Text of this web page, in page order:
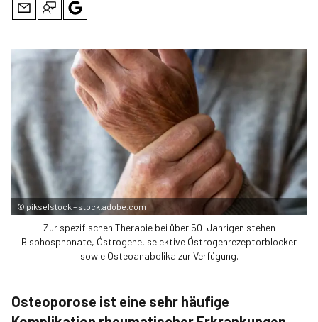
© pikselstock – stock.adobe.com
Zur spezifischen Therapie bei über 50-Jährigen stehen
Bisphosphonate, Östrogene, selektive Östrogenrezeptorblocker
sowie Osteoanabolika zur Verfügung.
Osteoporose ist eine sehr häufige